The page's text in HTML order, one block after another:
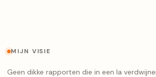
MIJN VISIE
Geen dikke rapporten die in een la